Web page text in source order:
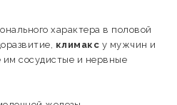
характера в половой
климакс у мужчин и
сосудистые и нервные